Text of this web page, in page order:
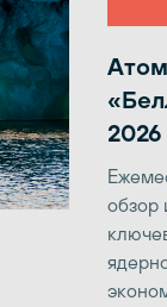
2026
обзор